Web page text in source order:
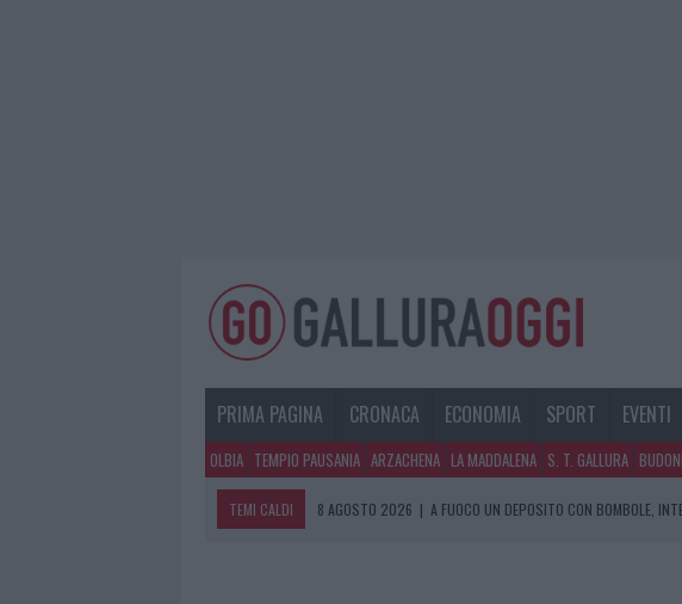
PRIMA PAGINA CRONACA ECONOMIA SPORT EVENTI
OLBIA TEMPIO PAUSANIA ARZACHENA LA MADDALENA S. T. GALLURA BUDONI
TEMI CALDI 8 AGOSTO 2026 | A FUOCO UN DEPOSITO CON BOMBOLE,